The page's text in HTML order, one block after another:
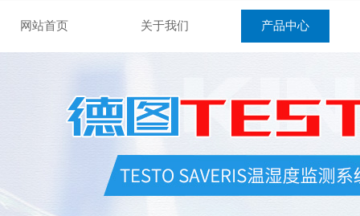
网站首页 关于我们 产品中心